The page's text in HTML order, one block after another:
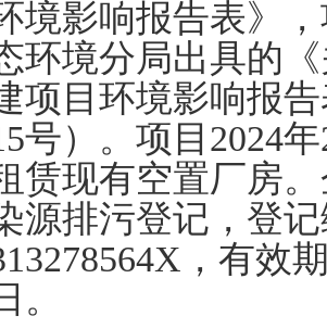
境影响报告表》
环境分局出具的
项目环境影响报
号）。项目 2024年
赁现有空置厂房。
源排污登记，登
，有效
。